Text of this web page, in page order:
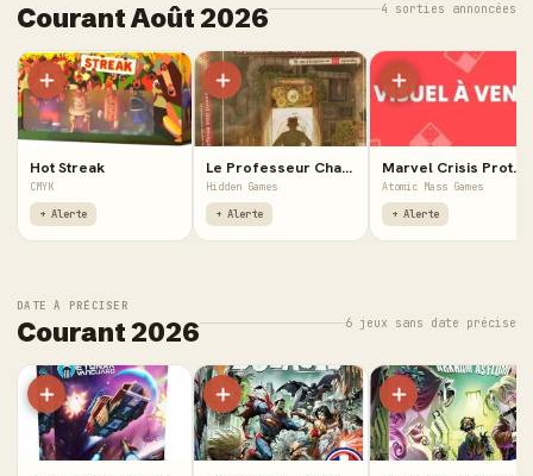
Courant Août 2026 4 sorties annoncées
Hot Streak
CMYK
+ Alerte
Le Professeur Charlie Voyage à Travers le Temps - Calendrier de l'Avent des Énigmes
Hidden Games
+ Alerte
Marvel Crisis Protocol : Criminal Underworld - Affiliation Pack
Atomic Mass Games
+ Alerte
DATE À PRÉCISER
Courant 2026 6 jeux sans date précise